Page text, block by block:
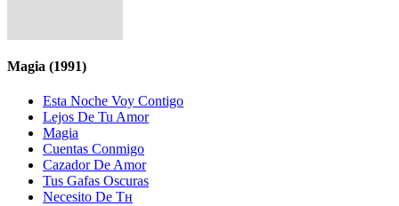
Magia (1991)
Esta Noche Voy Contigo
Lejos De Tu Amor
Magia
Cuentas Conmigo
Cazador De Amor
Tus Gafas Oscuras
Necesito De Tн